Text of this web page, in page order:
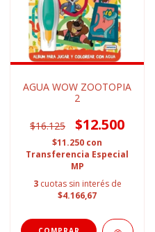
AGUA WOW ZOOTOPIA
2
$16.125 $12.500
$11.250 con
Transferencia Especial
MP
3 cuotas sin interés de
$4.166,67